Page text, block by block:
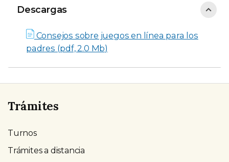
Descargas
Descargas
Consejos sobre juegos en línea para los
padres (pdf, 2.0 Mb)
Trámites
Turnos
Trámites a distancia